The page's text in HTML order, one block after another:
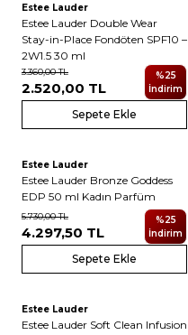
Yeni
Estee Lauder
Estee Lauder Double Wear
Stay-in-Place Fondöten SPF10 –
2W1.5 30 ml
3.360,00TL
2.520,00 TL
%25
İndirim
Sepete Ekle
Yeni
2
Estee Lauder
Estee Lauder Bronze Goddess
EDP 50 ml Kadın Parfüm
5.730,00TL
4.297,50 TL
%25
İndirim
Sepete Ekle
Yeni
Estee Lauder
Estee Lauder Soft Clean Infusion